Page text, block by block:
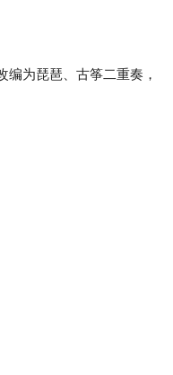
编为琵琶、古筝二重奏，